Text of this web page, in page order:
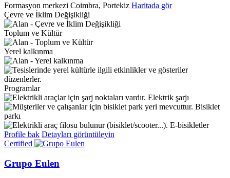
Formasyon merkezi Coimbra, Portekiz Haritada gör
Çevre ve İklim Değişikliği
Toplum ve Kültür
Yerel kalkınma
Programlar
Elektrik şarjı
Bisiklet
parkı
E-bisikletler
Profile bak Detayları görüntüleyin
Certified
Grupo Eulen